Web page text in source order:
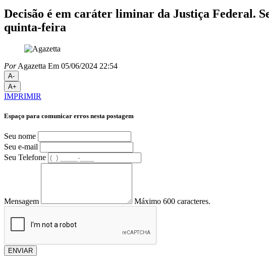
Decisão é em caráter liminar da Justiça Federal.
quinta-feira
PorAgazetta Em 05/06/2024 22:54
A-
A+
IMPRIMIR
Espaço para comunicar erros nesta postagem
Seu nome
Seu e-mail
Seu Telefone
Mensagem Máximo 600 caracteres.
ENVIAR